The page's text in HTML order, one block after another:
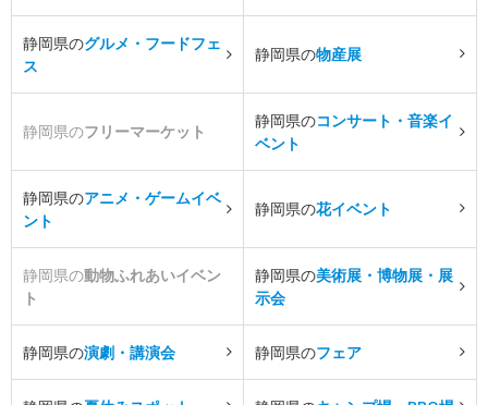
静岡県のグルメ・フードフェ
ス
静岡県の物産展
静岡県のフリーマーケット
静岡県のコンサート・音楽イ
ベント
静岡県のアニメ・ゲームイベ
ント
静岡県の花イベント
静岡県の動物ふれあいイベン
ト
静岡県の美術展・博物展・展
示会
静岡県の演劇・講演会 静岡県のフェア